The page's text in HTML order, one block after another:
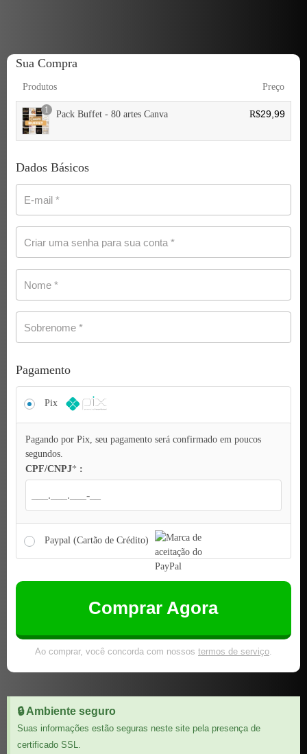
Sua Compra
Produtos Preço
1 Pack Buffet - 80 artes Canva R$29,99
Dados Básicos
E-mail *
Criar uma senha para sua conta *
Nome *
Sobrenome *
Pagamento
Pix
Pagando por Pix, seu pagamento será confirmado em poucos
segundos.
CPF/CNPJ* :
Paypal (Cartão de Crédito)
Comprar Agora
Ao comprar, você concorda com nossos termos de serviço
🔒 Ambiente seguro
Suas informações estão seguras neste site pela presença de
certificado SSL.